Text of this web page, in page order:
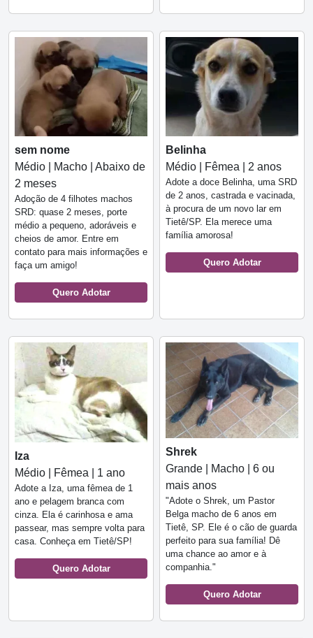
sem nome
Médio | Macho | Abaixo de
2 meses
Adoção de 4 filhotes machos
SRD: quase 2 meses, porte
médio a pequeno, adoráveis e
cheios de amor. Entre em
contato para mais informações e
faça um amigo!
Quero Adotar
Belinha
Médio | Fêmea | 2 anos
Adote a doce Belinha, uma SRD
de 2 anos, castrada e vacinada,
à procura de um novo lar em
Tietê/SP. Ela merece uma
família amorosa!
Quero Adotar
Iza
Médio | Fêmea | 1 ano
Adote a Iza, uma fêmea de 1
ano e pelagem branca com
cinza. Ela é carinhosa e ama
passear, mas sempre volta para
casa. Conheça em Tietê/SP!
Quero Adotar
Shrek
Grande | Macho | 6 ou
mais anos
"Adote o Shrek, um Pastor
Belga macho de 6 anos em
Tietê, SP. Ele é o cão de guarda
perfeito para sua família! Dê
uma chance ao amor e à
companhia."
Quero Adotar